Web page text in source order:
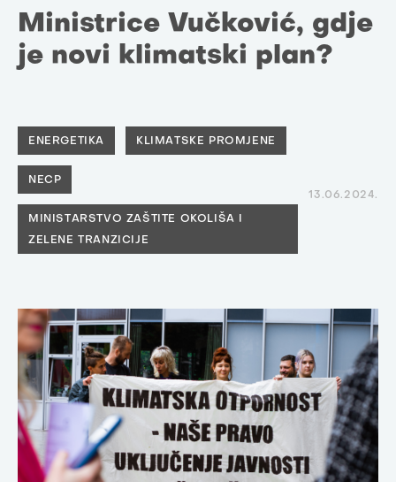
Ministrice Vučković, gdje
je novi klimatski plan?
ENERGETIKA KLIMATSKE PROMJENE
NECP
MINISTARSTVO ZAŠTITE OKOLIŠA I
ZELENE TRANZICIJE
13.06.2024.